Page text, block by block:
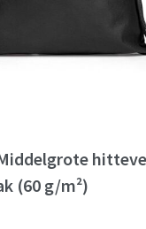
(60 g/m²)